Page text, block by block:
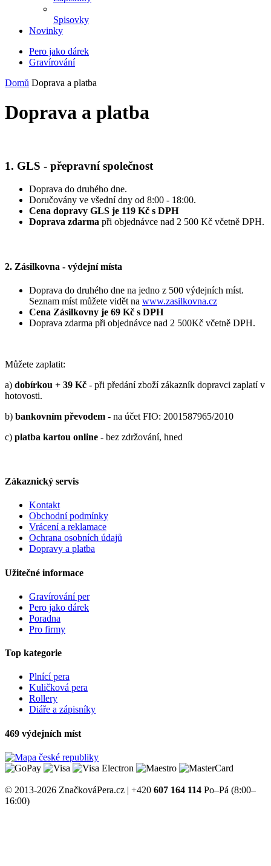
Spisovky
Novinky
Pero jako dárek
Gravírování
Domů Doprava a platba
Doprava a platba
1. GLS - přepravní společnost
Doprava do druhého dne.
Doručovány ve všední dny od 8:00 - 18:00.
Cena dopravy GLS je 119 Kč s DPH
Doprava zdarma při objednávce nad 2 500 Kč včetně DPH.
2. Zásilkovna - výdejní místa
Doprava do druhého dne na jedno z 500 výdejních míst.
Seznam míst můžete vidět na www.zasilkovna.cz
Cena Zásilkovny je 69 Kč s DPH
Doprava zdarma při objednávce nad 2 500Kč včetně DPH.
Můžete zaplatit:
a) dobírkou + 39 Kč - při předání zboží zákazník dopravci zaplatí v
hotovosti.
b) bankovním převodem - na účet FIO: 2001587965/2010
c) platba kartou online - bez zdržování, hned
Zákaznický servis
Kontakt
Obchodní podmínky
Vrácení a reklamace
Ochrana osobních údajů
Dopravy a platba
Užitečné informace
Gravírování per
Pero jako dárek
Poradna
Pro firmy
Top kategorie
Plnící pera
Kuličková pera
Rollery
Diáře a zápisníky
469 výdejních míst
© 2013-2026 ZnačkováPera.cz | +420 607 164 114 Po–Pá (8:00–
16:00)